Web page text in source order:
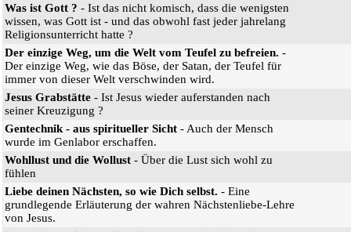
Was ist Gott ? - Ist das nicht komisch, dass die wenigsten
wissen, was Gott ist - und das obwohl fast jeder jahrelang
Religionsunterricht hatte ?
Der einzige Weg, um die Welt vom Teufel zu befreien. -
Der einzige Weg, wie das Böse, der Satan, der Teufel für
immer von dieser Welt verschwinden wird.
Jesus Grabstätte - Ist Jesus wieder auferstanden nach
seiner Kreuzigung ?
Gentechnik - aus spiritueller Sicht - Auch der Mensch
wurde im Genlabor erschaffen.
Wohllust und die Wollust - Über die Lust sich wohl zu
fühlen
Liebe deinen Nächsten, so wie Dich selbst. - Eine
grundlegende Erläuterung der wahren Nächstenliebe-Lehre
von Jesus.